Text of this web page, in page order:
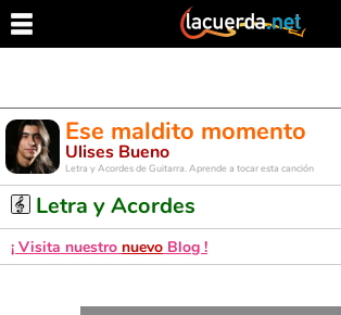
Ese maldito momento
Ulises Bueno
Letra y Acordes de Guitarra. Aprende a tocar esta canción
Letra y Acordes
¡ Visita nuestro nuevo Blog !